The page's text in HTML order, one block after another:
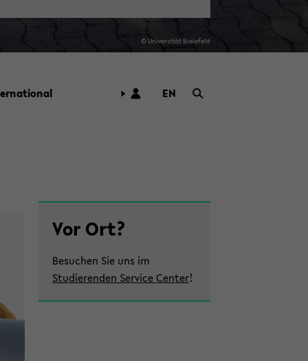
EN
ZUR
WECH­
© Uni­ver­si­tät Bie­le­feld
Haupt­
halt
der
Vor Ort?
Besuchen Sie uns im ­
Studierenden Service Center!